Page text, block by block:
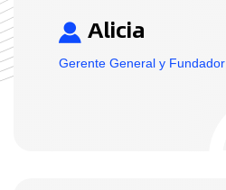
Alicia
Gerente General y Fundador